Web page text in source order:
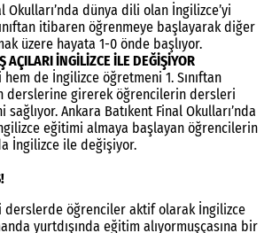
Okulları’nda dünya dili olan İngilizce’yi
itibaren öğrenmeye başlayarak diğer
üzere hayata 1-0 önde başlıyor.
AÇILARI İNGİLİZCE İLE DEĞİŞİYOR
hem de İngilizce öğretmeni 1. Sınıftan
derslerine girerek öğrencilerin dersleri
Ankara Batıkent Final Okulları’nda
eğitimi almaya başlayan öğrencilerin
İngilizce ile değişiyor.
derslerde öğrenciler aktif olarak İngilizce
yurtdışında eğitim alıyormuşçasına bir